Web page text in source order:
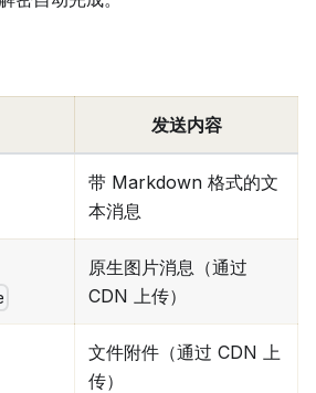
发送内容
带 Markdown 格式的文
本消息
原生图片消息（通过
CDN 上传）
文件附件（通过 CDN 上
传）